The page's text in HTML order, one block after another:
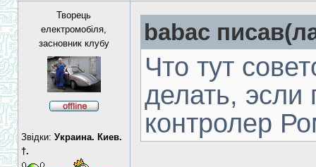
Творець
електромобіля,
засновник клубу
Звідки: Украина. Киев.
†.
babac
Что тут
делать, эсли
контролер